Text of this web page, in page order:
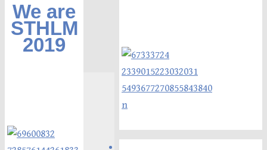
We are
STHLM
2019